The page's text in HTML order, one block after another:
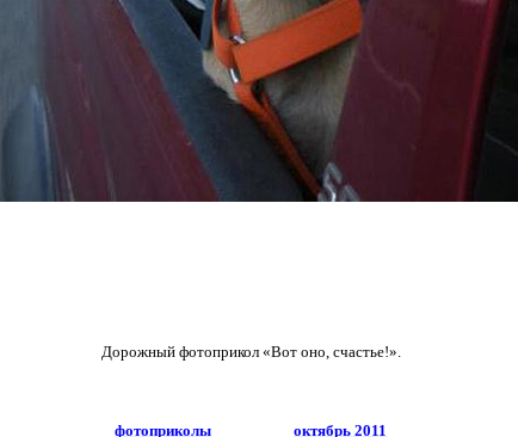
Дорожный фотоприкол «Вот оно, счастье!».
фотоприколы октябрь 2011